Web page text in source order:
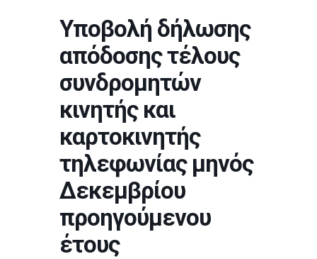
Υποβολή δήλωσης
απόδοσης τέλους
συνδρομητών
κινητής και
καρτοκινητής
τηλεφωνίας μηνός
Δεκεμβρίου
προηγούμενου
έτους